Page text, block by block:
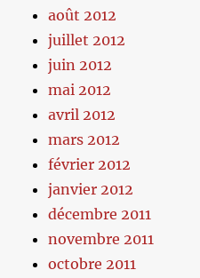
août 2012
juillet 2012
juin 2012
mai 2012
avril 2012
mars 2012
février 2012
janvier 2012
décembre 2011
novembre 2011
octobre 2011